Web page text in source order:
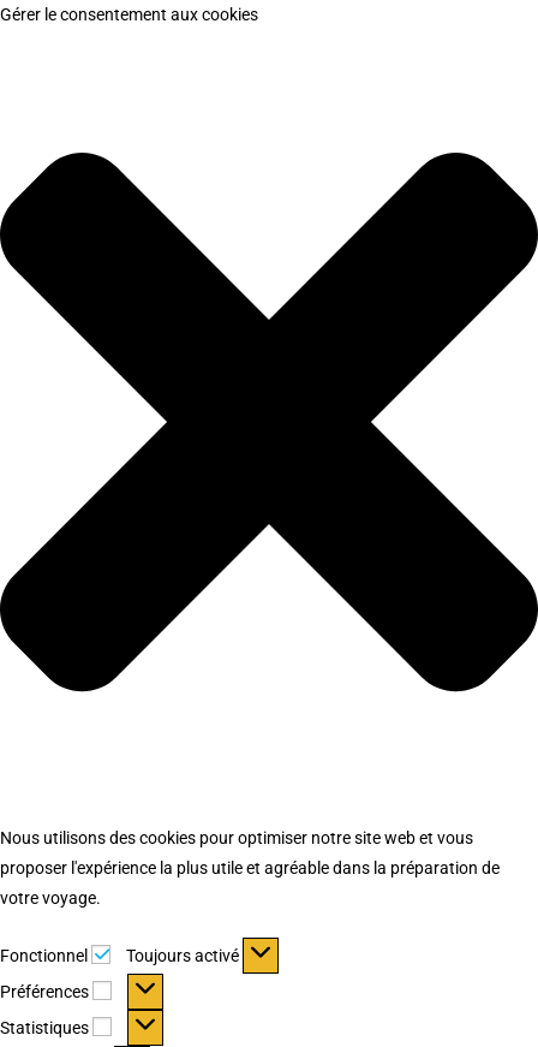
Gérer le consentement aux cookies
Nous utilisons des cookies pour optimiser notre site web et vous
proposer l'expérience la plus utile et agréable dans la préparation de
votre voyage.
Fonctionnel Fonctionnel
Toujours activé
Préférences
Préférences
Statistiques Statistiques